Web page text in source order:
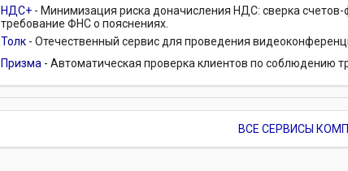
НДС+ - Минимизация риска доначисления НДС: сверка счетов-
требование ФНС о пояснениях.
Толк - Отечественный сервис для проведения
Призма - Автоматическая проверка клиентов по соблюдению
ВСЕ СЕРВИСЫ